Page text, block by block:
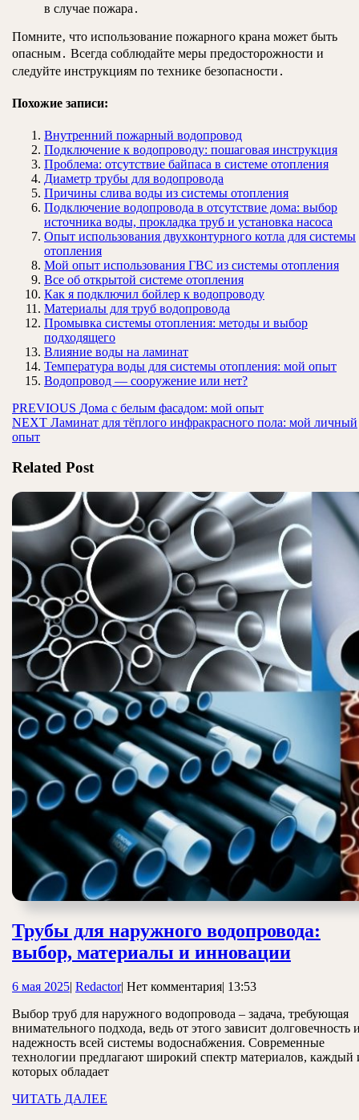
в случае пожара․
Помните‚ что использование пожарного крана может быть
опасным․ Всегда соблюдайте меры предосторожности и
следуйте инструкциям по технике безопасности․
Похожие записи:
Внутренний пожарный водопровод
Подключение к водопроводу: пошаговая инструкция
Проблема: отсутствие байпаса в системе отопления
Диаметр трубы для водопровода
Причины слива воды из системы отопления
Подключение водопровода в отсутствие дома: выбор
источника воды, прокладка труб и установка насоса
Опыт использования двухконтурного котла для системы
отопления
Мой опыт использования ГВС из системы отопления
Все об открытой системе отопления
Как я подключил бойлер к водопроводу
Материалы для труб водопровода
Промывка системы отопления: методы и выбор
подходящего
Влияние воды на ламинат
Температура воды для системы отопления: мой опыт
Водопровод — сооружение или нет?
Навигация
по
PREVIOUS Предыдущая
запись:
Дома с белым фасадом: мой опыт
NEXT Следующая
Ламинат для тёплого инфракрасного пола: мой личный
опыт
Related Post
Трубы для наружного водопровода:
выбор, материалы и инновацииТрубы
выбор,
6 мая 20256
2025
| RedactorRedactor
| Нет комментария| 13:53
Выбор труб для наружного водопровода – задача, требующая
внимательного подхода, ведь от этого зависит долговечность
надежность всей системы водоснабжения. Современные
технологии предлагают широкий спектр материалов, каждый
которых обладает
ЧИТАТЬ ДАЛЕЕ